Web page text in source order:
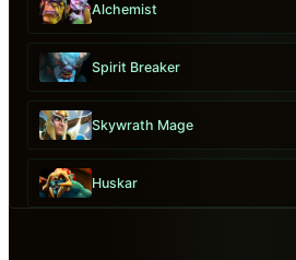
Alchemist
Spirit Breaker
Skywrath Mage
Huskar